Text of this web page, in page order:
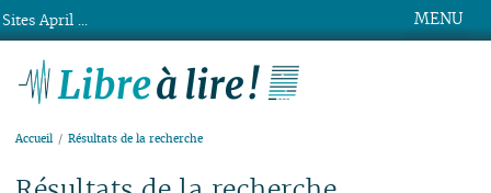
MENU
Accueil Résultats de la recherche
Sites April ...